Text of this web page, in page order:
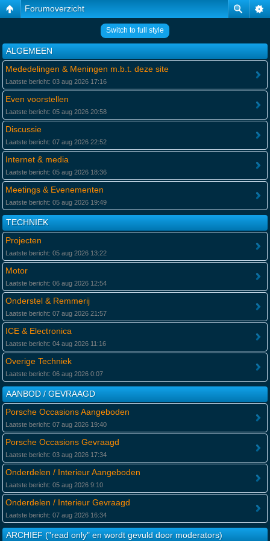
Forumoverzicht
Switch to full style
ALGEMEEN
Mededelingen & Meningen m.b.t. deze site
Laatste bericht: 03 aug 2026 17:16
Even voorstellen
Laatste bericht: 05 aug 2026 20:58
Discussie
Laatste bericht: 07 aug 2026 22:52
Internet & media
Laatste bericht: 05 aug 2026 18:36
Meetings & Evenementen
Laatste bericht: 05 aug 2026 19:49
TECHNIEK
Projecten
Laatste bericht: 05 aug 2026 13:22
Motor
Laatste bericht: 06 aug 2026 12:54
Onderstel & Remmerij
Laatste bericht: 07 aug 2026 21:57
ICE & Electronica
Laatste bericht: 04 aug 2026 11:16
Overige Techniek
Laatste bericht: 06 aug 2026 0:07
AANBOD / GEVRAAGD
Porsche Occasions Aangeboden
Laatste bericht: 07 aug 2026 19:40
Porsche Occasions Gevraagd
Laatste bericht: 03 aug 2026 17:34
Onderdelen / Interieur Aangeboden
Laatste bericht: 05 aug 2026 9:10
Onderdelen / Interieur Gevraagd
Laatste bericht: 07 aug 2026 16:34
ARCHIEF ("read only" en wordt gevuld door moderators)